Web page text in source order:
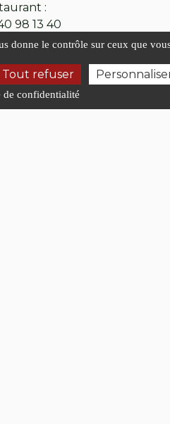
:
98 13 40
du site
donne le contrôle sur ceux que
Tout refuser
de confidentialité